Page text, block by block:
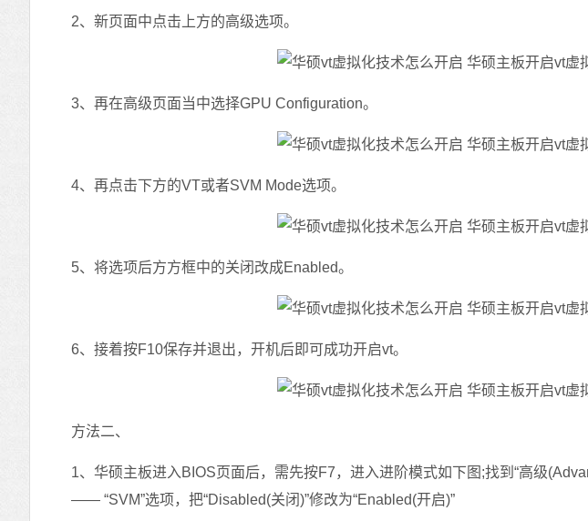
2、新页面中点击上方的高级选项。
3、再在高级页面当中选择GPU Configuration。
4、再点击下方的VT或者SVM Mode选项。
5、将选项后方方框中的关闭改成Enabled。
6、接着按F10保存并退出，开机后即可成功开启vt。
方法二、
1、华硕主板进入BIOS页面后，需先按F7，进入进阶模式如下图;找到“高级
—— “SVM”选项，把“Disabled(关闭)”修改为“Enabled(开启)”